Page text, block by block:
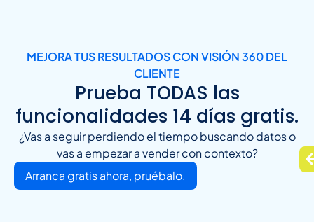
MEJORA TUS RESULTADOS CON VISIÓN 360 DEL
CLIENTE
Prueba TODAS las
funcionalidades 14 días gratis.
¿Vas a seguir perdiendo el tiempo buscando datos o
vas a empezar a vender con contexto?
Arranca gratis ahora, pruébalo.